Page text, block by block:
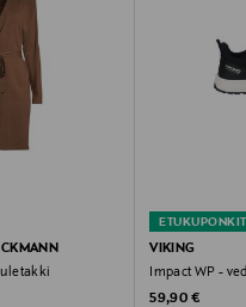
pilkulliset sukat, leo,
asusteet
VIKING
Impact WP -
Original Price
59,90 €